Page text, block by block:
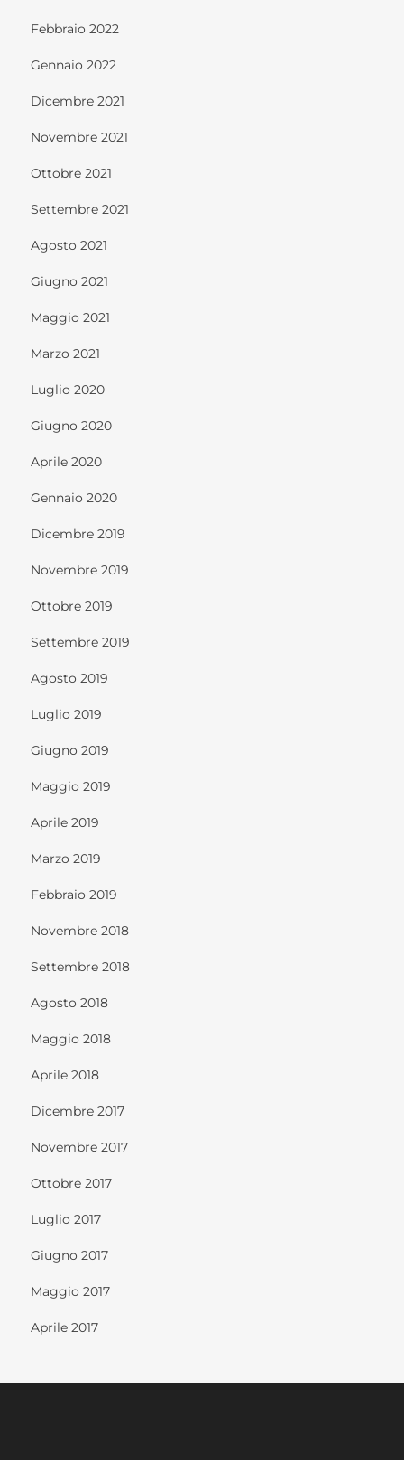
Febbraio 2022
Gennaio 2022
Dicembre 2021
Novembre 2021
Ottobre 2021
Settembre 2021
Agosto 2021
Giugno 2021
Maggio 2021
Marzo 2021
Luglio 2020
Giugno 2020
Aprile 2020
Gennaio 2020
Dicembre 2019
Novembre 2019
Ottobre 2019
Settembre 2019
Agosto 2019
Luglio 2019
Giugno 2019
Maggio 2019
Aprile 2019
Marzo 2019
Febbraio 2019
Novembre 2018
Settembre 2018
Agosto 2018
Maggio 2018
Aprile 2018
Dicembre 2017
Novembre 2017
Ottobre 2017
Luglio 2017
Giugno 2017
Maggio 2017
Aprile 2017